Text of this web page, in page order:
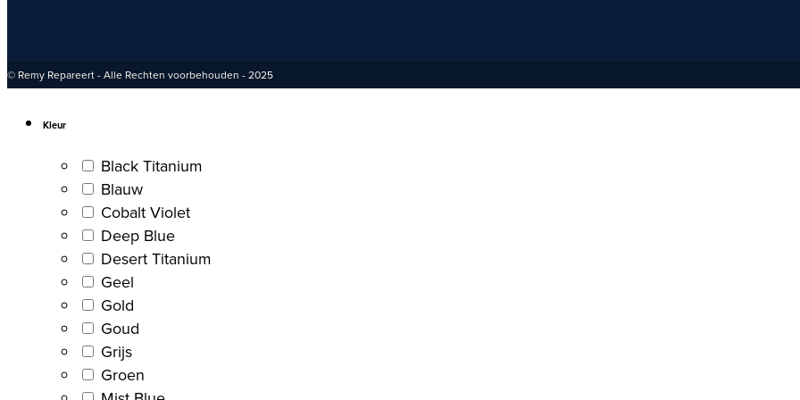
© Remy Repareert - Alle Rechten voorbehouden - 2025
Kleur
Black Titanium
Blauw
Cobalt Violet
Deep Blue
Desert Titanium
Geel
Gold
Goud
Grijs
Groen